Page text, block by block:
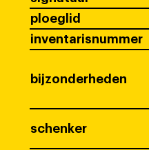
ploeglid
inventarisnummer
bijzonderheden
schenker